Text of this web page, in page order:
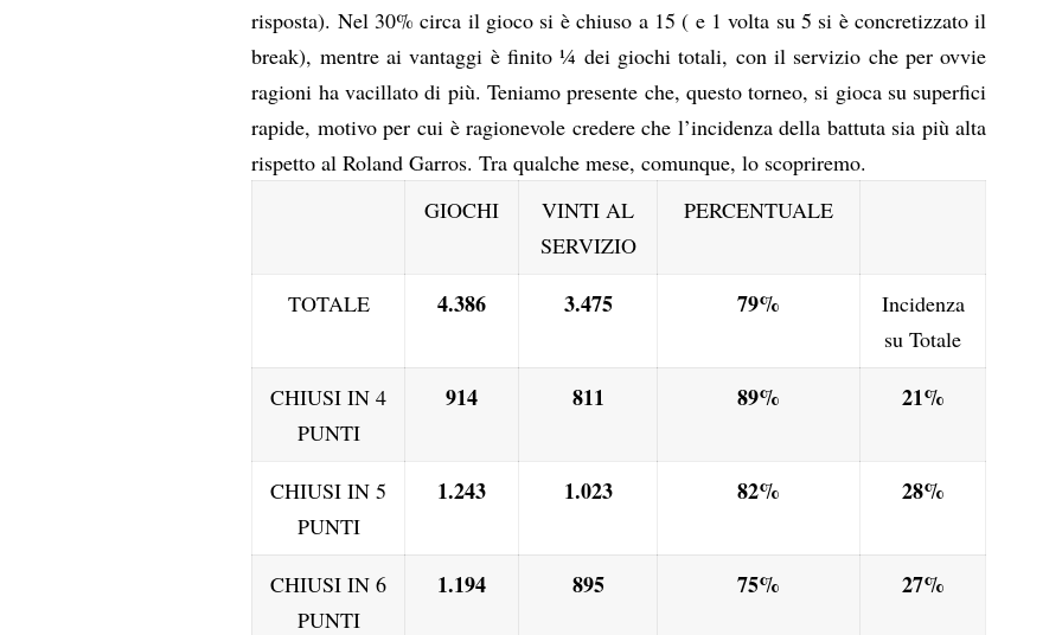
risposta). Nel 30% circa il gioco si è chiuso a 15 ( e 1 volta su 5 si è concretizzato il
break), mentre ai vantaggi è finito ¼ dei giochi totali, con il servizio che per ovvie
ragioni ha vacillato di più. Teniamo presente che, questo torneo, si gioca su superfici
rapide, motivo per cui è ragionevole credere che l’incidenza della battuta sia più alta
rispetto al Roland Garros. Tra qualche mese, comunque, lo scopriremo.
GIOCHI
VINTI AL
SERVIZIO
PERCENTUALE
TOTALE 4.386 3.475 79%
Incidenza
su Totale
CHIUSI IN 4
PUNTI
914 811 89% 21%
CHIUSI IN 5
PUNTI
1.243 1.023 82% 28%
CHIUSI IN 6
PUNTI
1.194 895 75% 27%